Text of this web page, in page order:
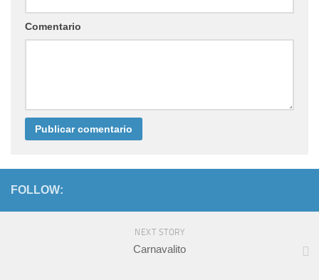
Comentario
FOLLOW:
NEXT STORY
Carnavalito